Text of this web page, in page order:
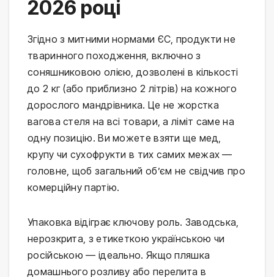
2026 році
Згідно з митними нормами ЄС, продукти не
тваринного походження, включно з
соняшниковою олією, дозволені в кількості
до 2 кг (або приблизно 2 літрів) на кожного
дорослого мандрівника. Це не жорстка
вагова стеля на всі товари, а ліміт саме на
одну позицію. Ви можете взяти ще мед,
крупу чи сухофрукти в тих самих межах —
головне, щоб загальний об’єм не свідчив про
комерційну партію.
Упаковка відіграє ключову роль. Заводська,
нерозкрита, з етикеткою українською чи
російською — ідеально. Якщо пляшка
домашнього розливу або перелита в